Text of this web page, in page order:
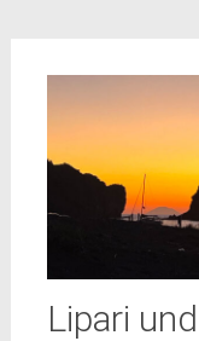
Lipari